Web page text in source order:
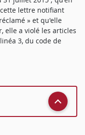
lettre notifiant
» et qu'elle
elle a violé les articles
3, du code de